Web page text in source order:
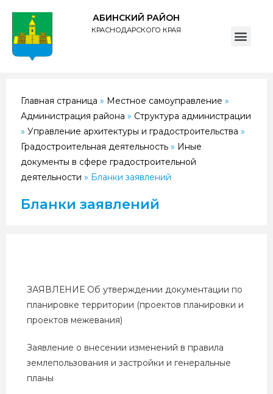
АБИНСКИЙ РАЙОН
КРАСНОДАРСКОГО КРАЯ
Главная страница » Местное самоуправление »
Администрация района » Структура администрации
» Управление архитектуры и градостроительства »
Градостроительная деятельность » Иные
документы в сфере градостроительной
деятельности » Бланки заявлений
Бланки заявлений
ЗАЯВЛЕНИЕ Об утверждении документации по
планировке территории (проектов планировки и
проектов межевания)
Заявление о внесении изменений в правила
землепользования и застройки и генеральные
планы